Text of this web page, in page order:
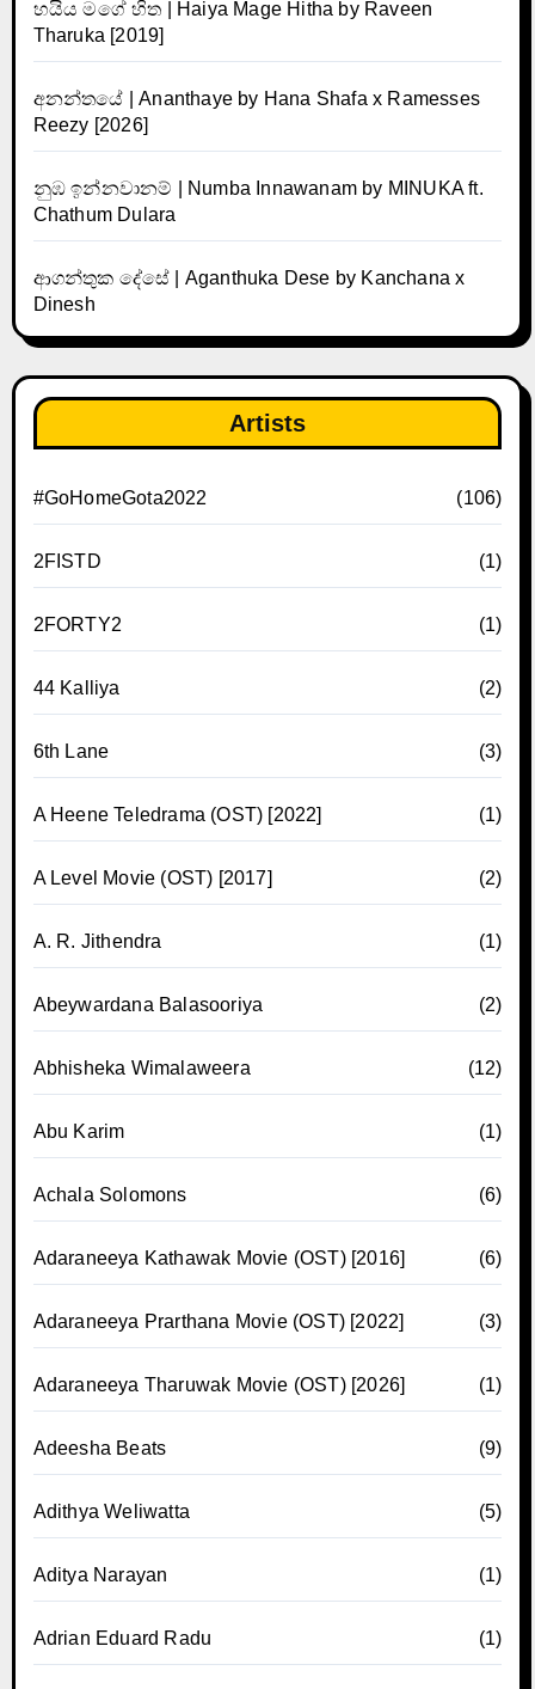
හයිය මගේ හිත | Haiya Mage Hitha by Raveen
Tharuka [2019]
අනන්තයේ | Ananthaye by Hana Shafa x Ramesses
Reezy [2026]
නුඹ ඉන්නවානම් | Numba Innawanam by MINUKA ft.
Chathum Dulara
ආගන්තුක දේසේ | Aganthuka Dese by Kanchana x
Dinesh
Artists
#GoHomeGota2022 (106)
2FISTD (1)
2FORTY2 (1)
44 Kalliya (2)
6th Lane (3)
A Heene Teledrama (OST) [2022] (1)
A Level Movie (OST) [2017] (2)
A. R. Jithendra (1)
Abeywardana Balasooriya (2)
Abhisheka Wimalaweera (12)
Abu Karim (1)
Achala Solomons (6)
Adaraneeya Kathawak Movie (OST) [2016] (6)
Adaraneeya Prarthana Movie (OST) [2022] (3)
Adaraneeya Tharuwak Movie (OST) [2026] (1)
Adeesha Beats (9)
Adithya Weliwatta (5)
Aditya Narayan (1)
Adrian Eduard Radu (1)